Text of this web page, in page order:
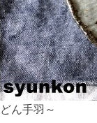
どん手羽～